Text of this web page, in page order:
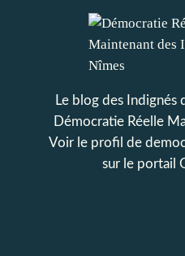
Le blog des Indignés
Démocratie Réelle
Voir le profil de
sur le portail